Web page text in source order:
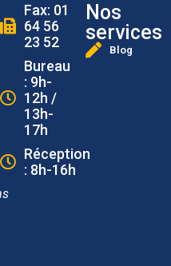
Fax: 01
64 56
23 52
Bureau
: 9h-
12h /
13h-
17h
Réception
: 8h-16h
Nos
services
Blog